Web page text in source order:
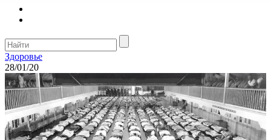
Здоровье
28/01/20